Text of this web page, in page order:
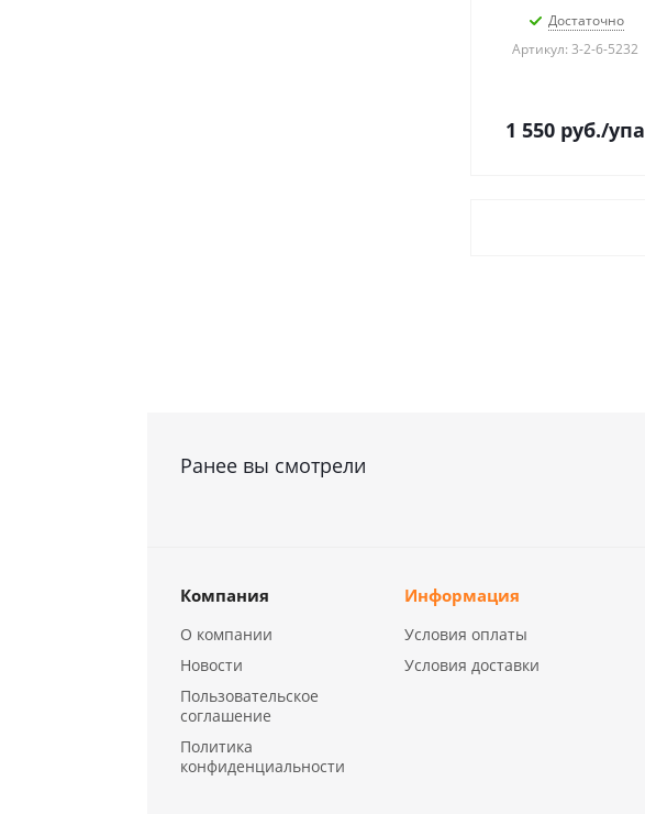
Достаточно
Артикул: 3-2-6-5232
1 550руб./упа
Ранее вы смотрели
Компания
О компании
Новости
Пользовательское
соглашение
Политика
конфиденциальности
Информация
Условия оплаты
Условия доставки